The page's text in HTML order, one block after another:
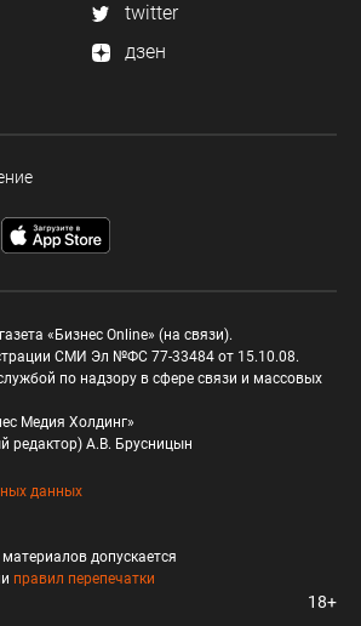
twitter
дзен
«Бизнес Online» (на связи).
СМИ Эл №ФС 77-33484 от 15.10.08.
по надзору в сфере связи и массовых
Медия Холдинг»
редактор) А.В. Брусницын
данных
допускается
правил перепечатки
18+